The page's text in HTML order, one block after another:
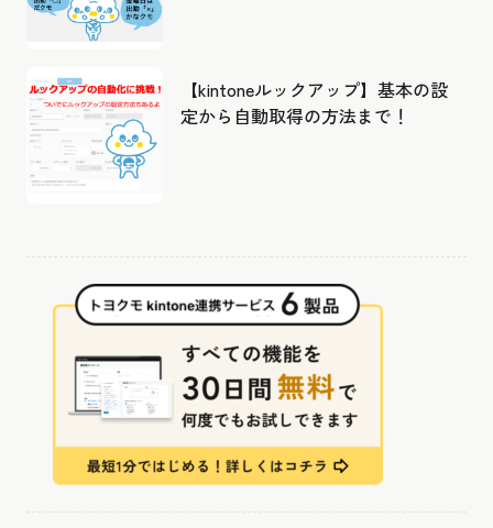
【kintoneルックアップ】基本の設
定から自動取得の方法まで！